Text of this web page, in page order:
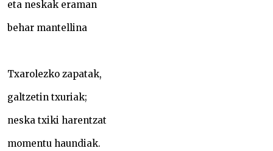
eta neskak eraman
behar mantellina
Txarolezko zapatak,
galtzetin txuriak;
neska txiki harentzat
momentu haundiak.